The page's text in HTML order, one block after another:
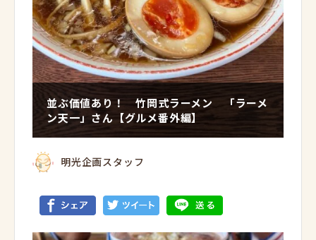
並ぶ価値あり！ 竹岡式ラーメン 「ラーメ
ン天一」さん【グルメ番外編】
明光企画スタッフ